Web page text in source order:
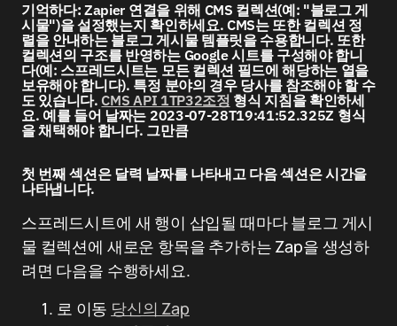
기억하다:Zapier 연결을 위해 CMS 컬렉션(예: "블로그 게
시물")을 설정했는지 확인하세요. CMS는 또한 컬렉션 정
렬을 안내하는 블로그 게시물 템플릿을 수용합니다. 또한
컬렉션의 구조를 반영하는 Google 시트를 구성해야 합니
다(예: 스프레드시트는 모든 컬렉션 필드에 해당하는 열을
보유해야 합니다). 특정 분야의 경우 당사를 참조해야 할 수
도 있습니다.CMS API 1TP32조정 형식 지침을 확인하세
요. 예를 들어 날짜는 2023-07-28T19:41:52.325Z 형식
을 채택해야 합니다. 그만큼
첫 번째 섹션은 달력 날짜를 나타내고 다음 섹션은 시간을
나타냅니다.
스프레드시트에 새 행이 삽입될 때마다 블로그 게시
물 컬렉션에 새로운 항목을 추가하는 Zap을 생성하
려면 다음을 수행하세요.
로 이동 당신의 Zap